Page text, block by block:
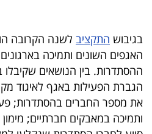
40
UNDER
40
בגיבוש התקציב לשנה הקרובה
האגפים השונים ותמיכה
ההסתדרות. בין הנושאים שקיבלו
הגברת הפעילות באגף לאיגוד
את מספר החברים בהסתדרות;
ותמיכה במאבקים חברתיים;